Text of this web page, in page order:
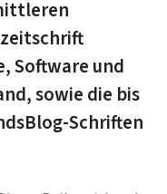
Software und
sowie die bis
Schriften